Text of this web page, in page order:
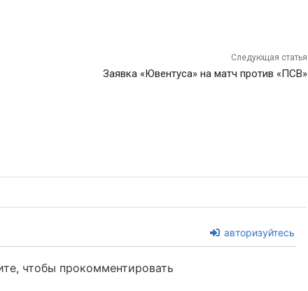
Следующая статья
Заявка «Ювентуса» на матч против «ПСВ»
авторизуйтесь
чтобы прокомментировать